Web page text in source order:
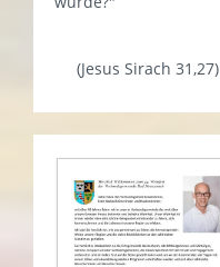
(Jesus Sirach 31,27)